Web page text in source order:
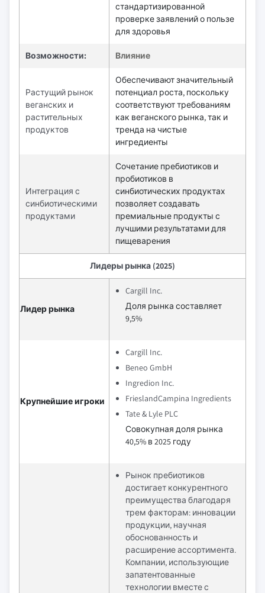
стандартизированной
проверке заявлений о пользе
для здоровья
Возможности: Влияние
Растущий рынок
веганских и
растительных
продуктов
Обеспечивают значительный
потенциал роста, поскольку
соответствуют требованиям
как веганского рынка, так и
тренда на чистые
ингредиенты
Интеграция с
синбиотическими
продуктами
Сочетание пребиотиков и
пробиотиков в
синбиотических продуктах
позволяет создавать
премиальные продукты с
лучшими результатами для
пищеварения
Лидеры рынка (2025)
Лидер рынка
Cargill Inc.
Доля рынка составляет
9,5%
Крупнейшие игроки
Cargill Inc.
Beneo GmbH
Ingredion Inc.
FrieslandCampina Ingredients
Tate & Lyle PLC
Совокупная доля рынка
40,5% в 2025 году
Рынок пребиотиков
достигает конкурентного
преимущества благодаря
трем факторам: инновации
продукции, научная
обоснованность и
расширение ассортимента.
Компании, использующие
запатентованные
технологии вместе с